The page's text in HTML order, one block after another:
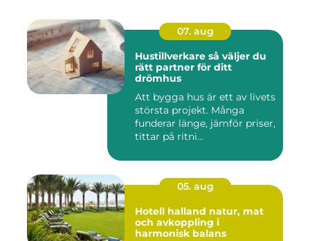
07. aug
Hustillverkare så väljer du
rätt partner för ditt
drömhus
Att bygga hus är ett av livets
största projekt. Många
funderar länge, jämför priser,
tittar på ritni...
05. aug
Hotell halland natur, mat
och avkoppling i
harmonisk balans